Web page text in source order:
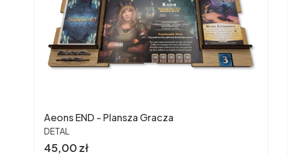
Aeons END - Plansza Gracza
PRODUCENT
DETAL
Cena
45,00 zł